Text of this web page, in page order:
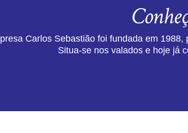
Carlos Sebastião foi fundada em
Situa-se nos valados e hoje já